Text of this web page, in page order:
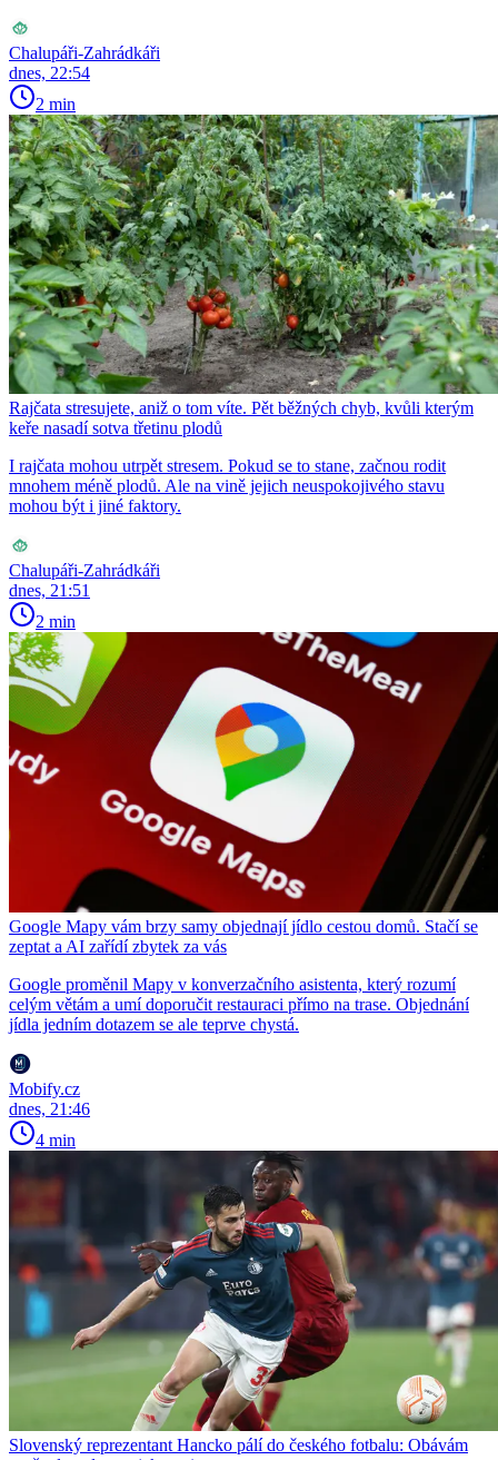
Chalupáři-Zahrádkáři
dnes, 22:54
2 min
Rajčata stresujete, aniž o tom víte. Pět běžných chyb, kvůli kterým
keře nasadí sotva třetinu plodů
I rajčata mohou utrpět stresem. Pokud se to stane, začnou rodit
mnohem méně plodů. Ale na vině jejich neuspokojivého stavu
mohou být i jiné faktory.
Chalupáři-Zahrádkáři
dnes, 21:51
2 min
Google Mapy vám brzy samy objednají jídlo cestou domů. Stačí se
zeptat a AI zařídí zbytek za vás
Google proměnil Mapy v konverzačního asistenta, který rozumí
celým větám a umí doporučit restauraci přímo na trase. Objednání
jídla jedním dotazem se ale teprve chystá.
Mobify.cz
dnes, 21:46
4 min
Slovenský reprezentant Hancko pálí do českého fotbalu: Obávám